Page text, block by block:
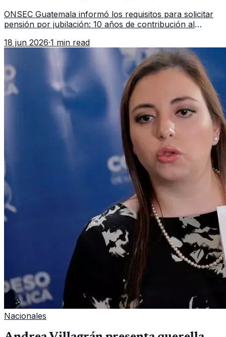
ONSEC Guatemala informó los requisitos para solicitar
pensión por jubilación: 10 años de contribución al
importar edad.
18 jun 2026·1 min read
Nacionales